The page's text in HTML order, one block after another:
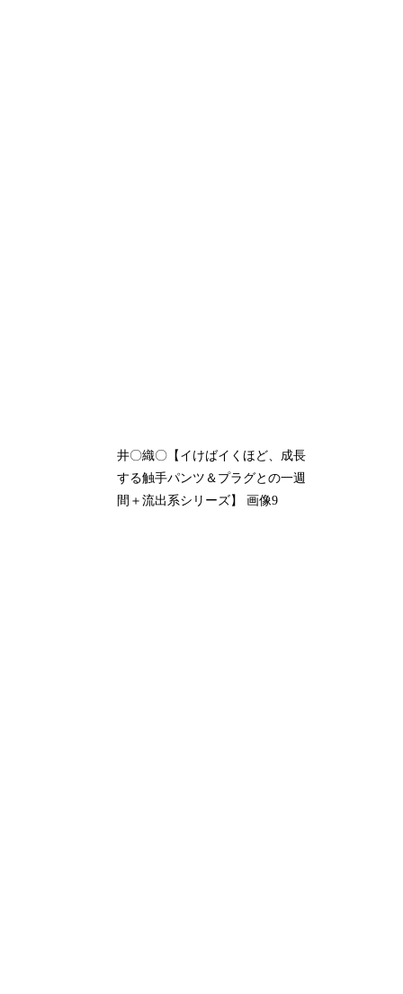
井〇織〇【イけばイくほど、成長
する触手パンツ＆プラグとの一週
間＋流出系シリーズ】 画像9